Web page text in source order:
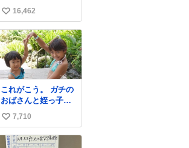
用機到着遅れにつき
「安全に支障ない範
囲で1分1秒でも遅延
回復に努めておりま
す」と機長の気合い
十分！ が、フライト
は順調に進みすぎ…
「飛ばしすぎたせい
か現在奈良県上空で
の待機を命じられて
おります」 でコンソ
メスープ吹き出しそ
うになりましたw
い
い
ね
数
16,462
これがこう。 ガチの
おばさんと姪っ子で
す。 （身長抜かされ
ててしぬ笑） #ヤツ
ルギ12 #家族でヒロ
イン
い
い
7,710